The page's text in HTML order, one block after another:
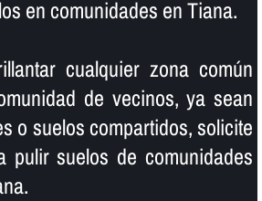
en comunidades en Tiana.
cualquier zona común
de vecinos, ya sean
o suelos compartidos, solicite
pulir suelos de comunidades